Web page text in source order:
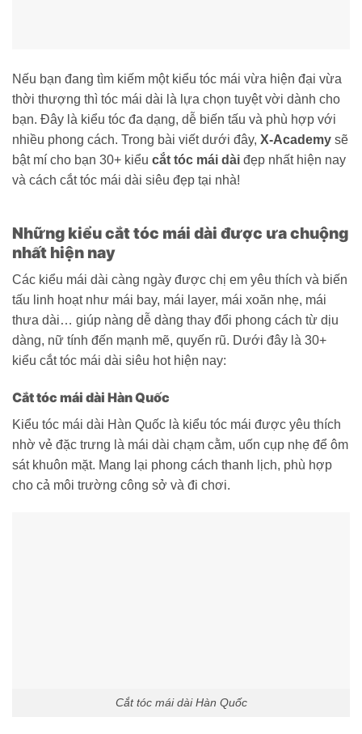
Nếu bạn đang tìm kiếm một kiểu tóc mái vừa hiện đại vừa
thời thượng thì tóc mái dài là lựa chọn tuyệt vời dành cho
bạn. Đây là kiểu tóc đa dạng, dễ biến tấu và phù hợp với
nhiều phong cách. Trong bài viết dưới đây, X-Academy sẽ
bật mí cho bạn 30+ kiểu cắt tóc mái dài đẹp nhất hiện nay
và cách cắt tóc mái dài siêu đẹp tại nhà!
Những kiểu cắt tóc mái dài được ưa chuộng
nhất hiện nay
Các kiểu mái dài càng ngày được chị em yêu thích và biến
tấu linh hoạt như mái bay, mái layer, mái xoăn nhẹ, mái
thưa dài… giúp nàng dễ dàng thay đổi phong cách từ dịu
dàng, nữ tính đến mạnh mẽ, quyến rũ. Dưới đây là 30+
kiểu cắt tóc mái dài siêu hot hiện nay:
Cắt tóc mái dài Hàn Quốc
Kiểu tóc mái dài Hàn Quốc là kiểu tóc mái được yêu thích
nhờ vẻ đặc trưng là mái dài chạm cằm, uốn cụp nhẹ để ôm
sát khuôn mặt. Mang lại phong cách thanh lịch, phù hợp
cho cả môi trường công sở và đi chơi.
Cắt tóc mái dài Hàn Quốc